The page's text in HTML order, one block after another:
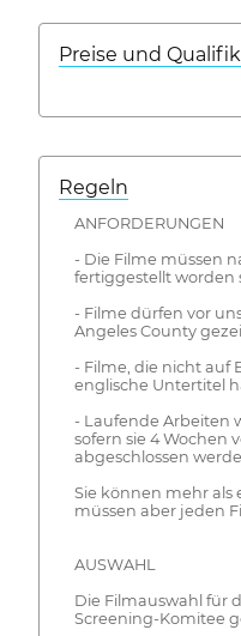
Preise und
Regeln
ANFORDERUNGEN
- Die Filme müssen
fertiggestellt worden
- Filme dürfen vor
Angeles County
- Filme, die nicht auf
englische Untertitel
- Laufende Arbeiten
sofern sie 4 Wochen
abgeschlossen
Sie können mehr als
müssen aber jeden
AUSWAHL
Die Filmauswahl für
Screening-Komitee